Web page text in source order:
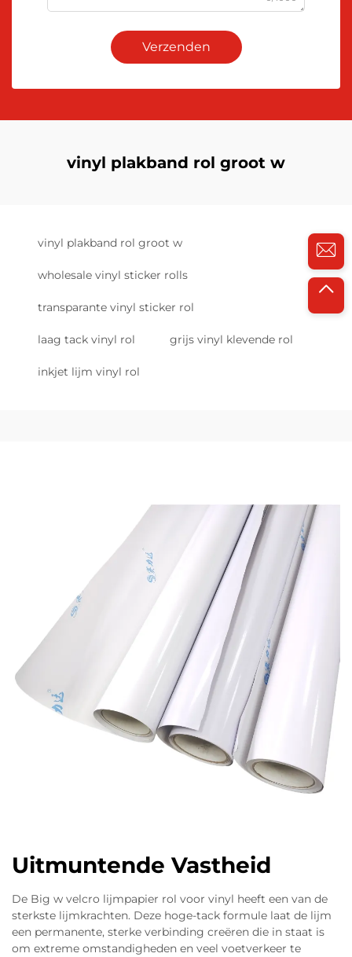
Verzenden
vinyl plakband rol groot w
vinyl plakband rol groot w
wholesale vinyl sticker rolls
transparante vinyl sticker rol
laag tack vinyl rol grijs vinyl klevende rol
inkjet lijm vinyl rol
Uitmuntende Vastheid
De Big w velcro lijmpapier rol voor vinyl heeft een van de
sterkste lijmkrachten. Deze hoge-tack formule laat de lijm
een permanente, sterke verbinding creëren die in staat is
om extreme omstandigheden en veel voetverkeer te